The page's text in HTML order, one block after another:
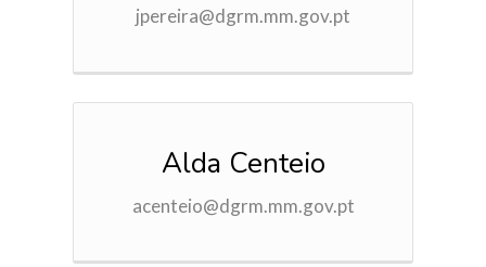
jpereira@dgrm.mm.gov.pt
Alda Centeio
acenteio@dgrm.mm.gov.pt